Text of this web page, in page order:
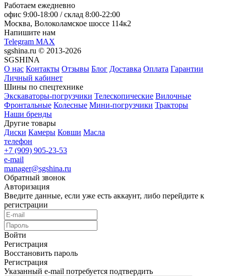
Работаем ежедневно
офис 9:00-18:00 / склад 8:00-22:00
Москва, Волоколамское шоссе 114к2
Напишите нам
Telegram MAX
sgshina.ru © 2013-2026
SGSHINA
О нас Контакты Отзывы Блог Доставка Оплата Гарантии
Личный кабинет
Шины по спецтехнике
Экскаваторы-погрузчики Телескопические Вилочные
Фронтальные Колесные Мини-погрузчики Тракторы
Наши бренды
Другие товары
Диски Камеры Ковши Масла
телефон
+7 (909) 905-23-53
e-mail
manager@sgshina.ru
Обратный звонок
Авторизация
Введите данные, если уже есть аккаунт, либо перейдите к
регистрации
Войти
Регистрация
Восстановить пароль
Регистрация
Указанный e-mail потребуется подтвердить